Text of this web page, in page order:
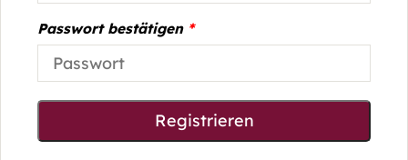
Passwort bestätigen *
Registrieren